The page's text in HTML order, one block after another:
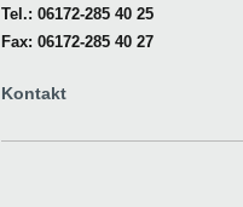
Tel.: 06172-285 40 25
Fax: 06172-285 40 27
Kontakt